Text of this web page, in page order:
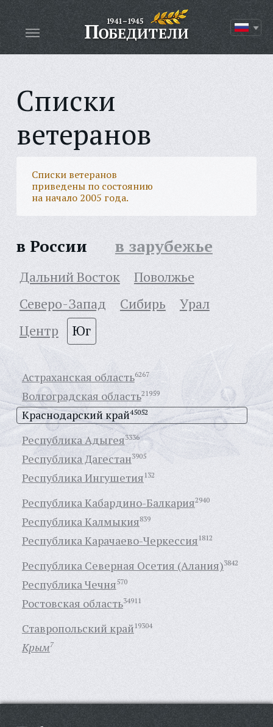
Списки
ветеранов
Списки ветеранов
приведены по состоянию
на начало 2005 года.
в России в зарубежье
Дальний Восток
Поволжье
Северо-Запад
Сибирь
Урал
Центр
Юг
Астраханская область6267
Волгоградская область21959
Краснодарский край45052
Республика Адыгея3336
Республика Дагестан3905
Республика Ингушетия132
Республика Кабардино-Балкария2940
Республика Калмыкия839
Республика Карачаево-Черкессия1812
Республика Северная Осетия (Алания)3842
Республика Чечня570
Ростовская область34911
Ставропольский край19304
Крым7